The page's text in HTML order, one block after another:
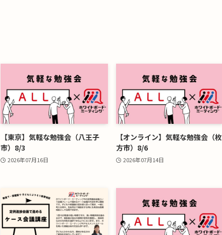
【東京】気軽な勉強会（八王子
市）8/3
2026年07月16日
【オンライン】気軽な勉強会（枚
方市）8/6
2026年07月14日